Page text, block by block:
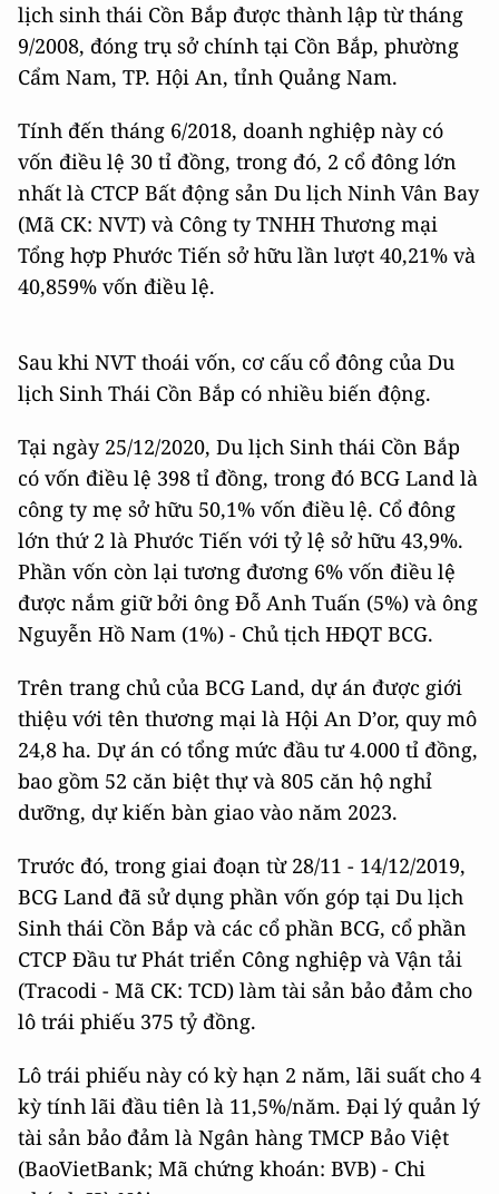
lịch sinh thái Cồn Bắp được thành lập từ tháng
9/2008, đóng trụ sở chính tại Cồn Bắp, phường
Cẩm Nam, TP. Hội An, tỉnh Quảng Nam.
Tính đến tháng 6/2018, doanh nghiệp này có
vốn điều lệ 30 tỉ đồng, trong đó, 2 cổ đông lớn
nhất là CTCP Bất động sản Du lịch Ninh Vân Bay
(Mã CK: NVT) và Công ty TNHH Thương mại
Tổng hợp Phước Tiến sở hữu lần lượt 40,21% và
40,859% vốn điều lệ.
Sau khi NVT thoái vốn, cơ cấu cổ đông của Du
lịch Sinh Thái Cồn Bắp có nhiều biến động.
Tại ngày 25/12/2020, Du lịch Sinh thái Cồn Bắp
có vốn điều lệ 398 tỉ đồng, trong đó BCG Land là
công ty mẹ sở hữu 50,1% vốn điều lệ. Cổ đông
lớn thứ 2 là Phước Tiến với tỷ lệ sở hữu 43,9%.
Phần vốn còn lại tương đương 6% vốn điều lệ
được nắm giữ bởi ông Đỗ Anh Tuấn (5%) và ông
Nguyễn Hồ Nam (1%) - Chủ tịch HĐQT BCG.
Trên trang chủ của BCG Land, dự án được giới
thiệu với tên thương mại là Hội An D’or, quy mô
24,8 ha. Dự án có tổng mức đầu tư 4.000 tỉ đồng,
bao gồm 52 căn biệt thự và 805 căn hộ nghỉ
dưỡng, dự kiến bàn giao vào năm 2023.
Trước đó, trong giai đoạn từ 28/11 - 14/12/2019,
BCG Land đã sử dụng phần vốn góp tại Du lịch
Sinh thái Cồn Bắp và các cổ phần BCG, cổ phần
CTCP Đầu tư Phát triển Công nghiệp và Vận tải
(Tracodi - Mã CK: TCD) làm tài sản bảo đảm cho
lô trái phiếu 375 tỷ đồng.
Lô trái phiếu này có kỳ hạn 2 năm, lãi suất cho 4
kỳ tính lãi đầu tiên là 11,5%/năm. Đại lý quản lý
tài sản bảo đảm là Ngân hàng TMCP Bảo Việt
(BaoVietBank; Mã chứng khoán: BVB) - Chi